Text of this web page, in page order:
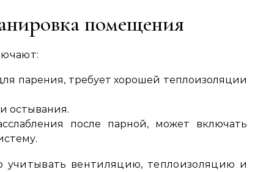
помещения
парения, требует хорошей теплоизоляции
остывания.
после парной, может включать
вентиляцию, теплоизоляцию и